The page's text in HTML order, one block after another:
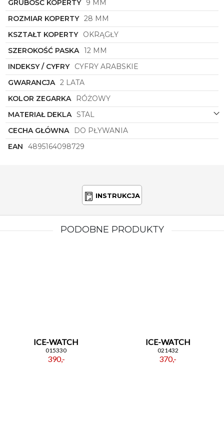
GRUBOŚĆ KOPERTY 9 MM
ROZMIAR KOPERTY 28 MM
KSZTAŁT KOPERTY OKRĄGŁY
SZEROKOŚĆ PASKA 12 MM
INDEKSY / CYFRY CYFRY ARABSKIE
GWARANCJA 2 LATA
KOLOR ZEGARKA
RÓŻOWY
MATERIAŁ DEKLA STAL
CECHA GŁÓWNA
DO PŁYWANIA
EAN
4895164098729
INSTRUKCJA
PODOBNE PRODUKTY
ICE-WATCH
015330
390,-
ICE-WATCH
021432
370,-